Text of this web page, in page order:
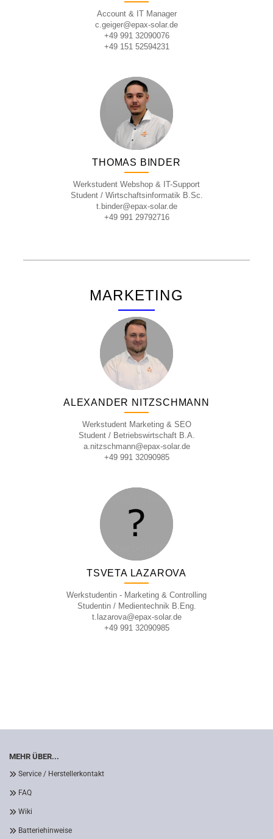
Account & IT Manager
c.geiger@epax-solar.de
+49 991 32090076
+49 151 52594231
THOMAS BINDER
Werkstudent Webshop & IT-Support
Student / Wirtschaftsinformatik B.Sc.
t.binder@epax-solar.de
+49 991 29792716
MARKETING
ALEXANDER NITZSCHMANN
Werkstudent Marketing & SEO
Student / Betriebswirtschaft B.A.
a.nitzschmann@epax-solar.de
+49 991 32090985
TSVETA LAZAROVA
Werkstudentin - Marketing & Controlling
Studentin / Medientechnik B.Eng.
t.lazarova@epax-solar.de
+49 991 32090985
MEHR ÜBER...
Service / Herstellerkontakt
FAQ
Wiki
Batteriehinweise